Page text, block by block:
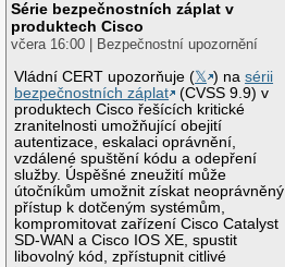
Série bezpečnostních záplat v
produktech Cisco
včera 16:00 | Bezpečnostní upozornění
Vládní CERT upozorňuje (𝕏 ) nasérii
bezpečnostních záplat
(CVSS 9.9) v
produktech Cisco řešících kritické
zranitelnosti umožňující obejití
autentizace, eskalaci oprávnění,
vzdálené spuštění kódu a odepření
služby. Úspěšné zneužití může
útočníkům umožnit získat neoprávněný
přístup k dotčeným systémům,
kompromitovat zařízení Cisco Catalyst
SD-WAN a Cisco IOS XE, spustit
libovolný kód, zpřístupnit citlivé